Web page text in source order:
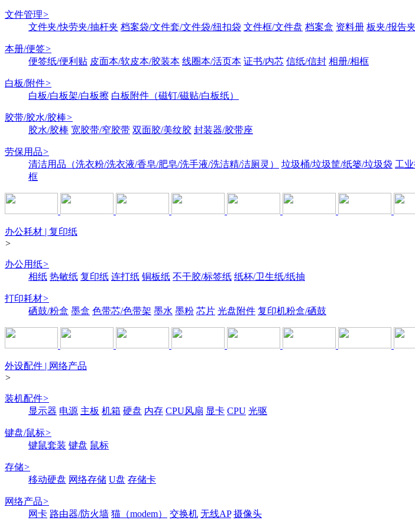
文件管理>
文件夹/快劳夹/抽杆夹 档案袋/文件套/文件袋/纽扣袋 文件框/文件盘 档案盒 资料册 板夹/报告
本册/便签>
便签纸/便利贴 皮面本/软皮本/胶装本 线圈本/活页本 证书/内芯 信纸/信封 相册/相框
白板/附件>
白板/白板架/白板擦 白板附件（磁钉/磁贴/白板纸）
胶带/胶水/胶棒>
胶水/胶棒 宽胶带/窄胶带 双面胶/美纹胶 封装器/胶带座
劳保用品>
清洁用品（洗衣粉/洗衣液/香皂/肥皂/洗手液/洗洁精/洁厕灵）
垃圾桶/垃圾筐/纸篓/垃圾袋 工
框
办公耗材 | 复印纸
>
办公用纸>
相纸 热敏纸 复印纸 连打纸 铜板纸 不干胶/标签纸 纸杯/卫生纸/纸抽
打印耗材>
硒鼓/粉盒 墨盒 色带芯/色带架 墨水 墨粉 芯片 光盘附件 复印机粉盒/硒鼓
外设配件 | 网络产品
>
装机配件>
显示器 电源 主板 机箱 硬盘 内存 CPU风扇 显卡 CPU 光驱
键盘/鼠标>
键鼠套装 键盘 鼠标
存储>
移动硬盘 网络存储 U盘 存储卡
网络产品>
网卡 路由器/防火墙 猫（modem） 交换机 无线AP 摄像头